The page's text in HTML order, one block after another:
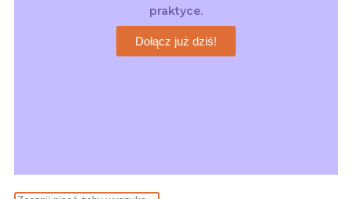
praktyce.
Dołącz już dziś!